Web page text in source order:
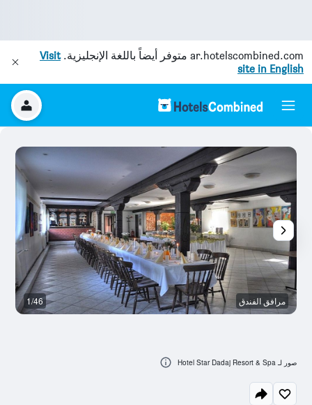
ar.hotelscombined.com متوفر أيضاً باللغة الإنجليزية.Visit
site in English
مرافق الفندق 1/46
صور لـ Hotel Star Dadaj Resort & Spa